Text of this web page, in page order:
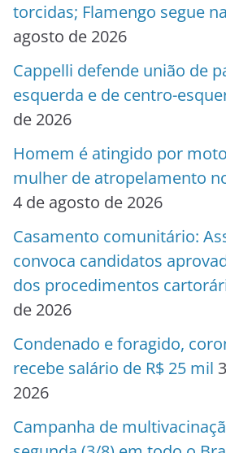
torcidas; Flamengo segue
agosto de 2026
Cappelli defende união de
esquerda e de centro-
de 2026
Homem é atingido por
mulher de atropelamento
4 de agosto de 2026
Casamento comunitário:
convoca candidatos
dos procedimentos
de 2026
Condenado e foragido,
recebe salário de R$ 25 mil
2026
Campanha de